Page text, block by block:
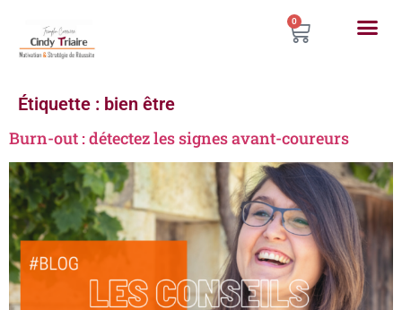
0
Étiquette : bien être
Burn-out : détectez les signes avant-coureurs